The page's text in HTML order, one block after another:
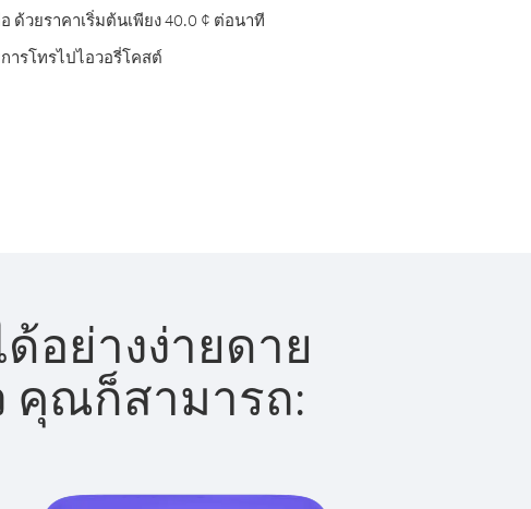
วยราคาเริ่มต้นเพียง 40.0 ¢ ต่อนาที
ารโทรไปไอวอรี่โคสต์
อย่างง่ายดาย
คุณก็สามารถ: